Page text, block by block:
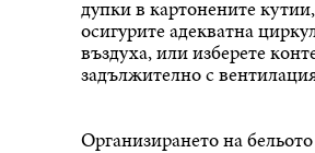
дупки в картонените
осигурите адекватна
въздуха, или изберете
задължително с
Организирането на